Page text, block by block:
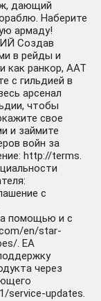
дающий
Наберите
армаду!
Создав
в рейды и
как ранкор, AAT
с гильдией в
арсенал
чтобы
свое
и займите
войн за
http://terms.
с
помощью и с
en/star-
. EA
через
service-updates.